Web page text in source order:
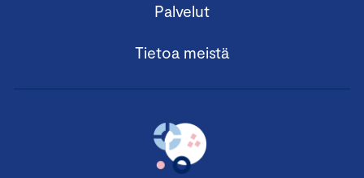
Palvelut
Tietoa meistä